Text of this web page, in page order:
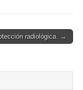
radiológica. →